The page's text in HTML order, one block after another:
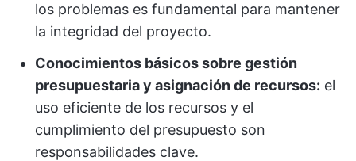
los problemas es fundamental para mantener
la integridad del proyecto.
Conocimientos básicos sobre gestión
presupuestaria y asignación de recursos: el
uso eficiente de los recursos y el
cumplimiento del presupuesto son
responsabilidades clave.